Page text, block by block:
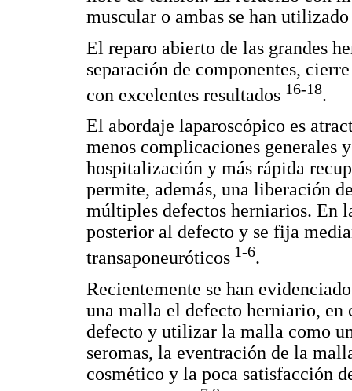
muscular o ambas se han
El reparo abierto de las grandes
separación de componentes,
con excelentes resultados 16-18.
El abordaje laparoscópico es
menos complicaciones generales
hospitalización y más rápida
permite, además, una liberación
múltiples defectos herniarios. En
posterior al defecto y se fija
transaponeuróticos 1-6.
Recientemente se han
una malla el defecto herniario,
defecto y utilizar la malla como
seromas, la eventración de la
cosmético y la poca satisfacción